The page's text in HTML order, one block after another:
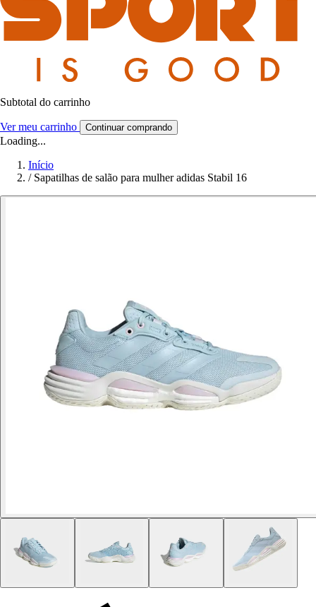
Subtotal do carrinho
Ver meu carrinho Continuar comprando
Loading...
Início
/ Sapatilhas de salão para mulher adidas Stabil 16